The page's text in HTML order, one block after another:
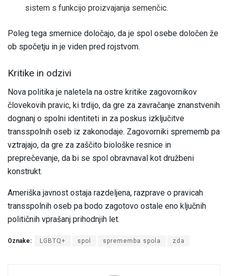
sistem s funkcijo proizvajanja semenčic.
Poleg tega smernice določajo, da je spol osebe določen že
ob spočetju in je viden pred rojstvom.
Kritike in odzivi
Nova politika je naletela na ostre kritike zagovornikov
človekovih pravic, ki trdijo, da gre za zavračanje znanstvenih
dognanj o spolni identiteti in za poskus izključitve
transspolnih oseb iz zakonodaje. Zagovorniki sprememb pa
vztrajajo, da gre za zaščito biološke resnice in
preprečevanje, da bi se spol obravnaval kot družbeni
konstrukt.
Ameriška javnost ostaja razdeljena, razprave o pravicah
transspolnih oseb pa bodo zagotovo ostale eno ključnih
političnih vprašanj prihodnjih let.
Oznake: LGBTQ+ spol sprememba spola zda